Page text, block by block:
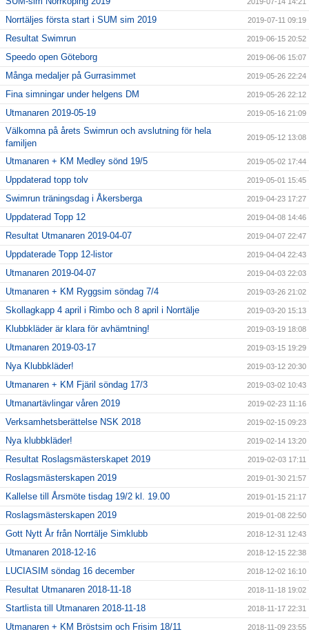
2019-07-14 14:21
Norrtäljes första start i SUM sim 2019 2019-07-11 09:19
Resultat Swimrun 2019-06-15 20:52
Speedo open Göteborg 2019-06-06 15:07
Många medaljer på Gurrasimmet 2019-05-26 22:24
Fina simningar under helgens DM 2019-05-26 22:12
Utmanaren 2019-05-19 2019-05-16 21:09
Välkomna på årets Swimrun och avslutning för hela
familjen
2019-05-12 13:08
Utmanaren + KM Medley sönd 19/5 2019-05-02 17:44
Uppdaterad topp tolv 2019-05-01 15:45
Swimrun träningsdag i Åkersberga 2019-04-23 17:27
Uppdaterad Topp 12 2019-04-08 14:46
Resultat Utmanaren 2019-04-07 2019-04-07 22:47
Uppdaterade Topp 12-listor 2019-04-04 22:43
Utmanaren 2019-04-07 2019-04-03 22:03
Utmanaren + KM Ryggsim söndag 7/4 2019-03-26 21:02
Skollagkapp 4 april i Rimbo och 8 april i Norrtälje 2019-03-20 15:13
Klubbkläder är klara för avhämtning! 2019-03-19 18:08
Utmanaren 2019-03-17 2019-03-15 19:29
Nya Klubbkläder! 2019-03-12 20:30
Utmanaren + KM Fjäril söndag 17/3 2019-03-02 10:43
Utmanartävlingar våren 2019 2019-02-23 11:16
Verksamhetsberättelse NSK 2018 2019-02-15 09:23
Nya klubbkläder! 2019-02-14 13:20
Resultat Roslagsmästerskapet 2019 2019-02-03 17:11
Roslagsmästerskapen 2019 2019-01-30 21:57
Kallelse till Årsmöte tisdag 19/2 kl. 19.00 2019-01-15 21:17
Roslagsmästerskapen 2019 2019-01-08 22:50
Gott Nytt År från Norrtälje Simklubb 2018-12-31 12:43
Utmanaren 2018-12-16 2018-12-15 22:38
LUCIASIM söndag 16 december 2018-12-02 16:10
Resultat Utmanaren 2018-11-18 2018-11-18 19:02
Startlista till Utmanaren 2018-11-18 2018-11-17 22:31
Utmanaren + KM Bröstsim och Frisim 18/11 2018-11-09 23:55